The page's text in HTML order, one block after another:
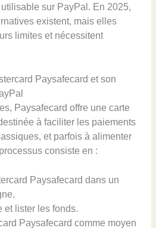
sur PayPal. En 2025,
existent, mais elles
limites et nécessitent
Paysafecard et son
Paysafecard offre une carte
à faciliter les paiements
et parfois à alimenter
consiste en :
Paysafecard dans un
et lister les fonds.
Paysafecard comme moyen